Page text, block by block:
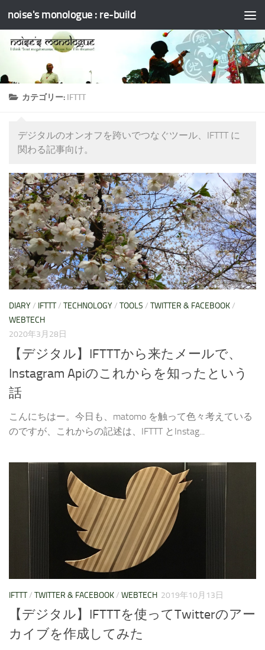
コンテンツへスキップ
noise's monologue : re-build
カテゴリー: IFTTT
デジタルのオンオフを跨いでつなぐツール、IFTTT に
関わる記事向け。
DIARY/ IFTTT/ TECHNOLOGY/ TOOLS / TWITTER & FACEBOOK/
WEBTECH
2020年3月28日
【デジタル】IFTTTから来たメールで、
Instagram Apiのこれからを知ったという
話
こんにちはー。今日も、matomo を触って色々考えている
のですが、これからの記述は、IFTTT とInstag...
IFTTT/ TWITTER & FACEBOOK/ WEBTECH 2019年10月13日
【デジタル】IFTTTを使ってTwitterのアー
カイブを作成してみた